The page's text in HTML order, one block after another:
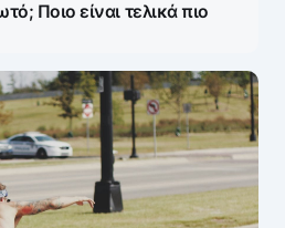
Ποιο είναι τελικά πιο